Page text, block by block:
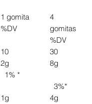
1 gomita
%DV
4
gomitas
%DV
10
30
2g
1% *
8g
3%*
1g 4g